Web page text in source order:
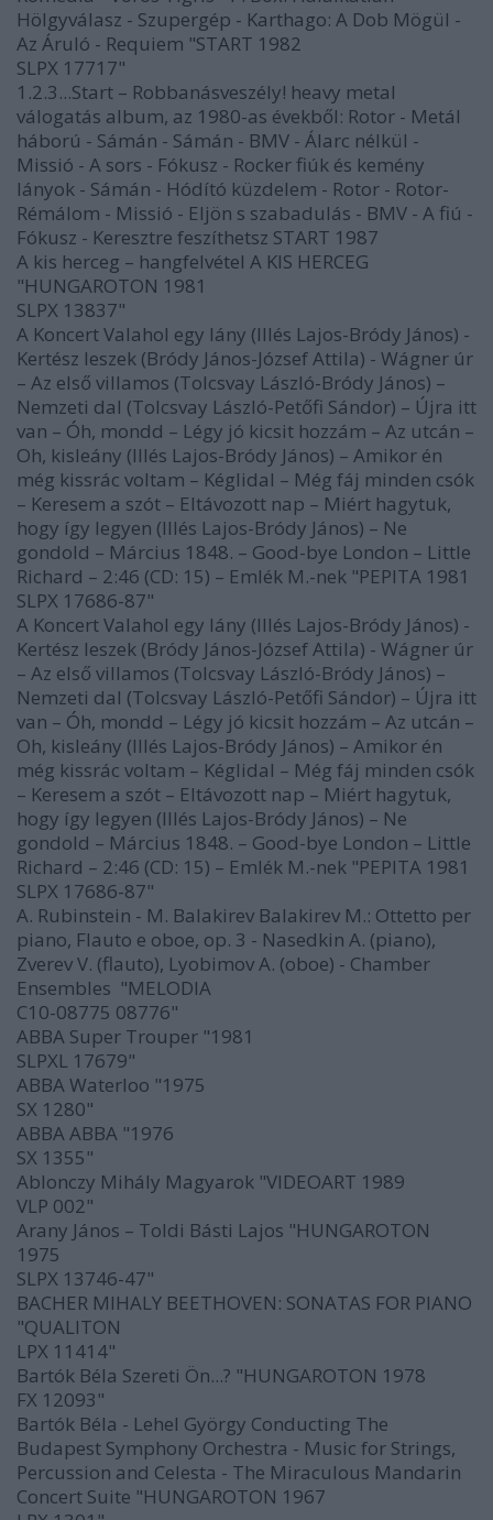
Hölgyválasz - Szupergép - Karthago: A Dob Mögül -
Az Áruló - Requiem "START 1982
SLPX 17717"
1.2.3...Start – Robbanásveszély! heavy metal
válogatás album, az 1980-as évekből: Rotor - Metál
háború - Sámán - Sámán - BMV - Álarc nélkül -
Missió - A sors - Fókusz - Rocker fiúk és kemény
lányok - Sámán - Hódító küzdelem - Rotor - Rotor-
Rémálom - Missió - Eljön s szabadulás - BMV - A fiú -
Fókusz - Keresztre feszíthetsz START 1987
A kis herceg – hangfelvétel A KIS HERCEG
"HUNGAROTON 1981
SLPX 13837"
A Koncert Valahol egy lány (Illés Lajos-Bródy János) -
Kertész leszek (Bródy János-József Attila) - Wágner úr
– Az első villamos (Tolcsvay László-Bródy János) –
Nemzeti dal (Tolcsvay László-Petőfi Sándor) – Újra itt
van – Óh, mondd – Légy jó kicsit hozzám – Az utcán –
Oh, kisleány (Illés Lajos-Bródy János) – Amikor én
még kissrác voltam – Kéglidal – Még fáj minden csók
– Keresem a szót – Eltávozott nap – Miért hagytuk,
hogy így legyen (Illés Lajos-Bródy János) – Ne
gondold – Március 1848. – Good-bye London – Little
Richard – 2:46 (CD: 15) – Emlék M.-nek "PEPITA 1981
SLPX 17686-87"
A Koncert Valahol egy lány (Illés Lajos-Bródy János) -
Kertész leszek (Bródy János-József Attila) - Wágner úr
– Az első villamos (Tolcsvay László-Bródy János) –
Nemzeti dal (Tolcsvay László-Petőfi Sándor) – Újra itt
van – Óh, mondd – Légy jó kicsit hozzám – Az utcán –
Oh, kisleány (Illés Lajos-Bródy János) – Amikor én
még kissrác voltam – Kéglidal – Még fáj minden csók
– Keresem a szót – Eltávozott nap – Miért hagytuk,
hogy így legyen (Illés Lajos-Bródy János) – Ne
gondold – Március 1848. – Good-bye London – Little
Richard – 2:46 (CD: 15) – Emlék M.-nek "PEPITA 1981
SLPX 17686-87"
A. Rubinstein - M. Balakirev Balakirev M.: Ottetto per
piano, Flauto e oboe, op. 3 - Nasedkin A. (piano),
Zverev V. (flauto), Lyobimov A. (oboe) - Chamber
Ensembles "MELODIA
C10-08775 08776"
ABBA Super Trouper "1981
SLPXL 17679"
ABBA Waterloo "1975
SX 1280"
ABBA ABBA "1976
SX 1355"
Ablonczy Mihály Magyarok "VIDEOART 1989
VLP 002"
Arany János – Toldi Básti Lajos "HUNGAROTON
1975
SLPX 13746-47"
BACHER MIHALY BEETHOVEN: SONATAS FOR PIANO
"QUALITON
LPX 11414"
Bartók Béla Szereti Ön...? "HUNGAROTON 1978
FX 12093"
Bartók Béla - Lehel György Conducting The
Budapest Symphony Orchestra ‎- Music for Strings,
Percussion and Celesta - The Miraculous Mandarin
Concert Suite "HUNGAROTON 1967